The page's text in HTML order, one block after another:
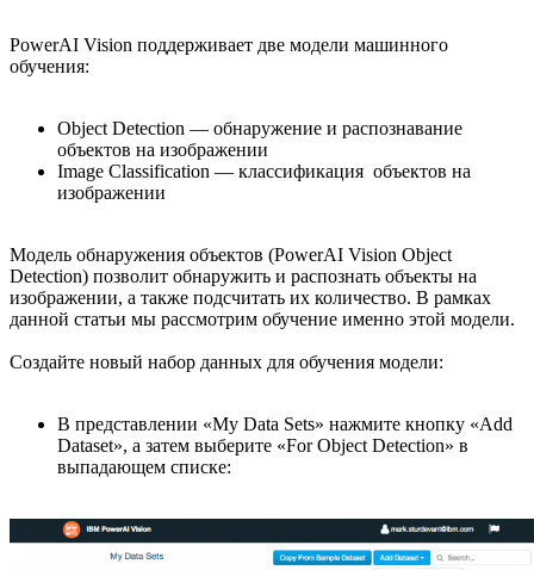
PowerAI Vision поддерживает две модели машинного
обучения:
Object Detection — обнаружение и распознавание
объектов на изображении
Image Classification — классификация объектов на
изображении
Модель обнаружения объектов (PowerAI Vision Object
Detection) позволит обнаружить и распознать объекты на
изображении, а также подсчитать их количество. В рамках
данной статьи мы рассмотрим обучение именно этой модели.
Создайте новый набор данных для обучения модели:
В представлении «My Data Sets» нажмите кнопку «Add
Dataset», а затем выберите «For Object Detection» в
выпадающем списке: